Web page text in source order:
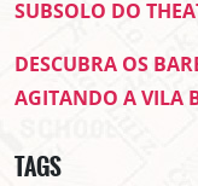
SUBSOLO DO
DESCUBRA OS
AGITANDO A VILA
TAGS